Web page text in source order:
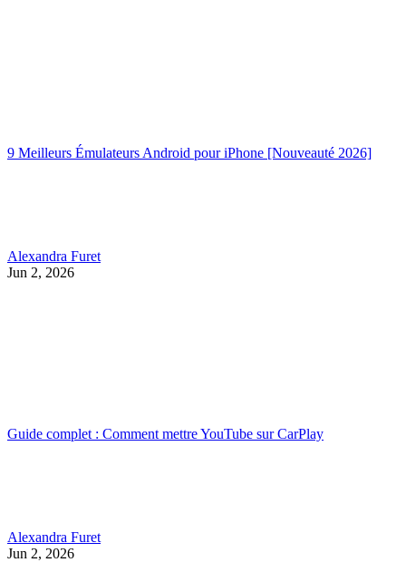
9 Meilleurs Émulateurs Android pour iPhone [Nouveauté 2026]
Alexandra Furet
Jun 2, 2026
Guide complet : Comment mettre YouTube sur CarPlay
Alexandra Furet
Jun 2, 2026